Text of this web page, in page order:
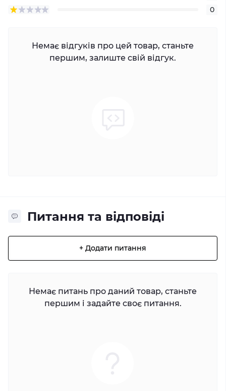
0
Немає відгуків про цей товар, станьте
першим, залиште свій відгук.
Питання та відповіді
+ Додати питання
Немає питань про даний товар, станьте
першим і задайте своє питання.